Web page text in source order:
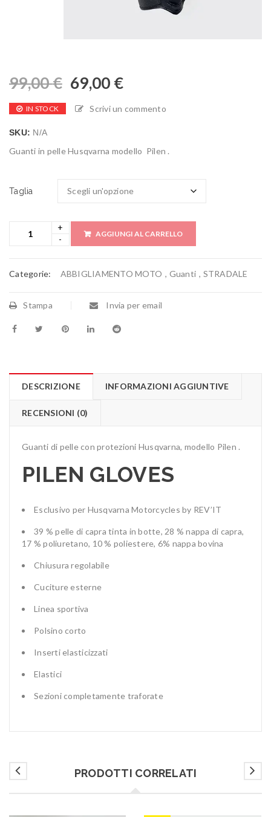
99,00€ 69,00 €
IN STOCK Scrivi un commento
SKU: N/A
Guanti in pelle Husqvarna modello Pilen .
Taglia
AGGIUNGI AL CARRELLO
Categorie: ABBIGLIAMENTO MOTO , Guanti , STRADALE
Stampa Invia per email
DESCRIZIONE INFORMAZIONI AGGIUNTIVE
RECENSIONI (0)
Guanti di pelle con protezioni Husqvarna, modello Pilen .
PILEN GLOVES
Esclusivo per Husqvarna Motorcycles by REV’IT
39 % pelle di capra tinta in botte, 28 % nappa di capra,
17 % poliuretano, 10 % poliestere, 6% nappa bovina
Chiusura regolabile
Cuciture esterne
Linea sportiva
Polsino corto
Inserti elasticizzati
Elastici
Sezioni completamente traforate
PRODOTTI CORRELATI